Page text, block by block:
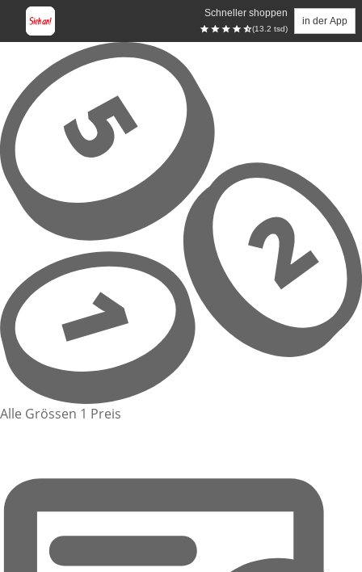
Schneller shoppen
(13.2 tsd)
in der App
Zum Hauptinhalt springen
Alle Grössen 1 Preis